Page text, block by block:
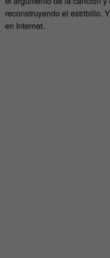
reconstruyendo el estribillo.
en Internet.